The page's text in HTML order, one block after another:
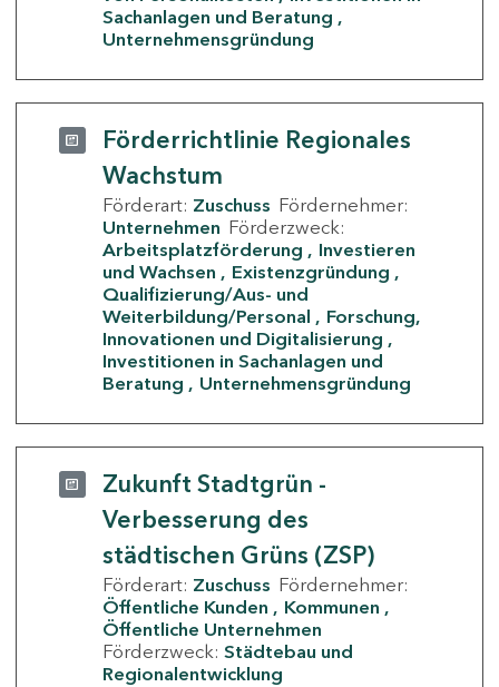
Sachanlagen und Beratung
Unternehmensgründung
Förderrichtlinie Regionales
Wachstum
Förderart: Zuschuss Fördernehmer:
Unternehmen Förderzweck:
Arbeitsplatzförderung
Investieren
und Wachsen
Existenzgründung
Qualifizierung/Aus- und
Weiterbildung/Personal
Forschung,
Innovationen und Digitalisierung
Investitionen in Sachanlagen und
Beratung
Unternehmensgründung
Zukunft Stadtgrün -
Verbesserung des
städtischen Grüns (ZSP)
Förderart: Zuschuss Fördernehmer:
Öffentliche Kunden
Kommunen
Öffentliche Unternehmen
Förderzweck: Städtebau und
Regionalentwicklung